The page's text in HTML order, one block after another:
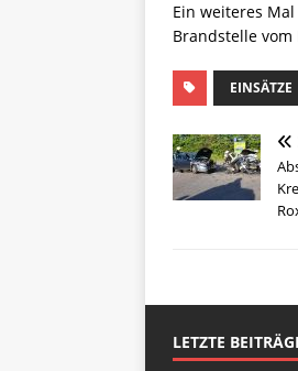
Ein weiteres
Brandstelle
EINSÄTZE
LETZTE